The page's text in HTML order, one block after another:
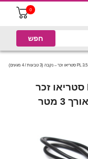
0
כבל מאריך אודיו PL 3.5 TRRS סטריאו זכר – נקבה (3 טבעות / 4 מגעים)
כבל מאריך אודיו PL 3.5 TRRS סטריאו זכר